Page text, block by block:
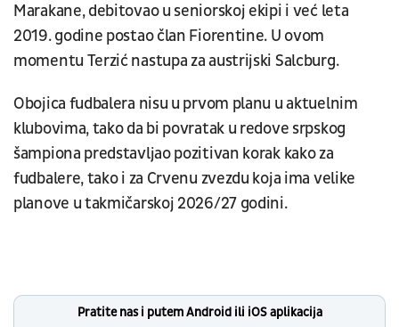
Marakane, debitovao u seniorskoj ekipi i već leta
2019. godine postao član Fiorentine. U ovom
momentu Terzić nastupa za austrijski Salcburg.
Obojica fudbalera nisu u prvom planu u aktuelnim
klubovima, tako da bi povratak u redove srpskog
šampiona predstavljao pozitivan korak kako za
fudbalere, tako i za Crvenu zvezdu koja ima velike
planove u takmičarskoj 2026/27 godini.
Pratite nas i putem Android ili iOS aplikacija